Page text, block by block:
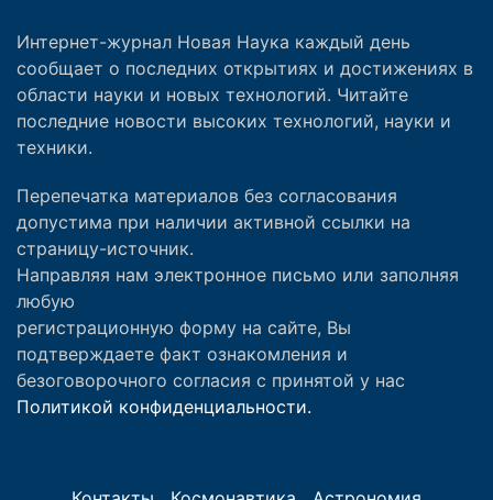
Интернет-журнал Новая Наука каждый день
сообщает о последних открытиях и достижениях в
области науки и новых технологий. Читайте
последние новости высоких технологий, науки и
техники.
Перепечатка материалов без согласования
допустима при наличии активной ссылки на
страницу-источник.
Направляя нам электронное письмо или заполняя
любую
регистрационную форму на сайте, Вы
подтверждаете факт ознакомления и
безоговорочного согласия с принятой у нас
Политикой конфиденциальности.